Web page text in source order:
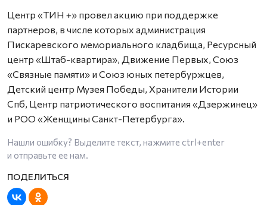
Центр «ТИН +» провел акцию при поддержке
партнеров, в числе которых администрация
Пискаревского мемориального кладбища, Ресурсный
центр «Штаб-квартира», Движение Первых, Союз
«Связные памяти» и Союз юных петербуржцев,
Детский центр Музея Победы, Хранители Истории
Спб, Центр патриотического воспитания «Дзержинец»
и РОО «Женщины Санкт-Петербурга».
Нашли ошибку? Выделите текст, нажмите ctrl+enter
и отправьте ее нам.